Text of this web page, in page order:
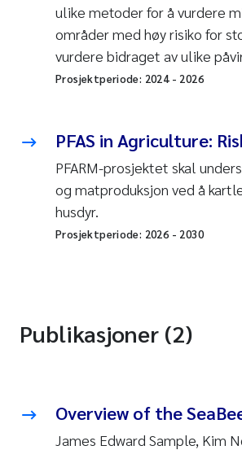
ulike metoder for å vurdere
områder med høy risiko for
vurdere bidraget av ulike
Prosjektperiode: 2024- 2026
PFAS in Agriculture:
PFARM-prosjektet skal
og matproduksjon ved å
husdyr.
Prosjektperiode: 2026 - 2030
Publikasjoner (2)
Overview of the
James Edward Sample, Kim